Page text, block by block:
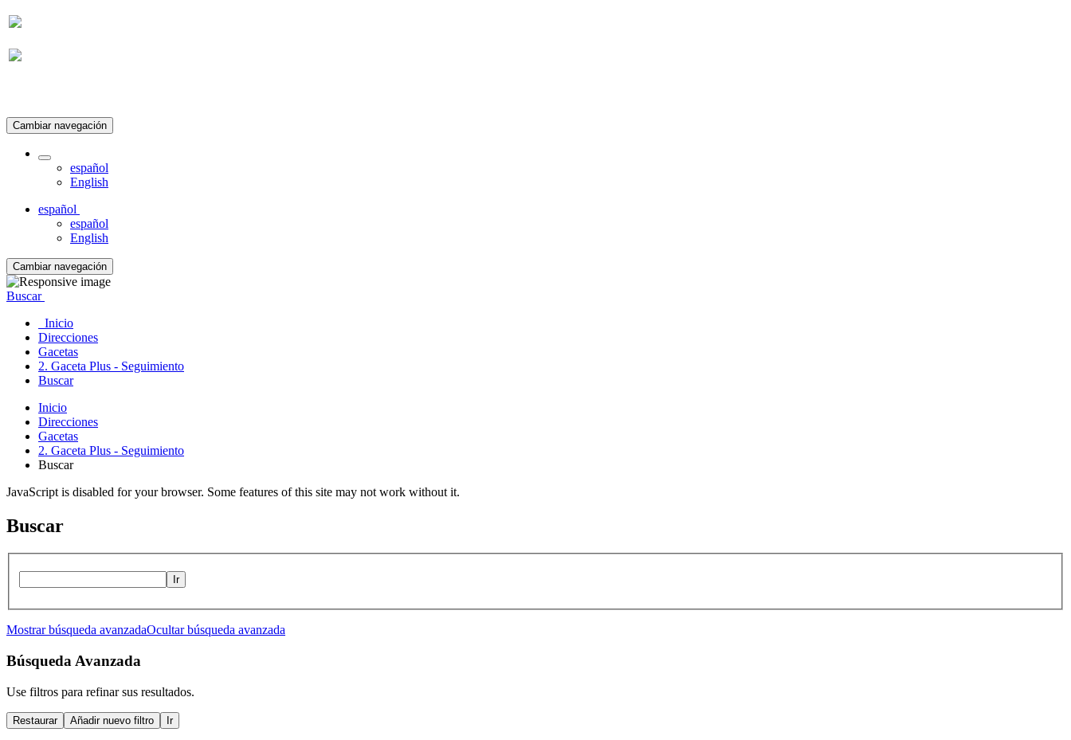
Cambiar navegación
español
English
español
español
English
Cambiar navegación
Buscar
Inicio
Direcciones
Gacetas
2. Gaceta Plus - Seguimiento
Buscar
Inicio
Direcciones
Gacetas
2. Gaceta Plus - Seguimiento
Buscar
JavaScript is disabled for your browser. Some features of this site may not work without it.
Buscar
Ir
Mostrar búsqueda avanzadaOcultar búsqueda avanzada
Búsqueda Avanzada
Use filtros para refinar sus resultados.
Restaurar Añadir nuevo filtro Ir